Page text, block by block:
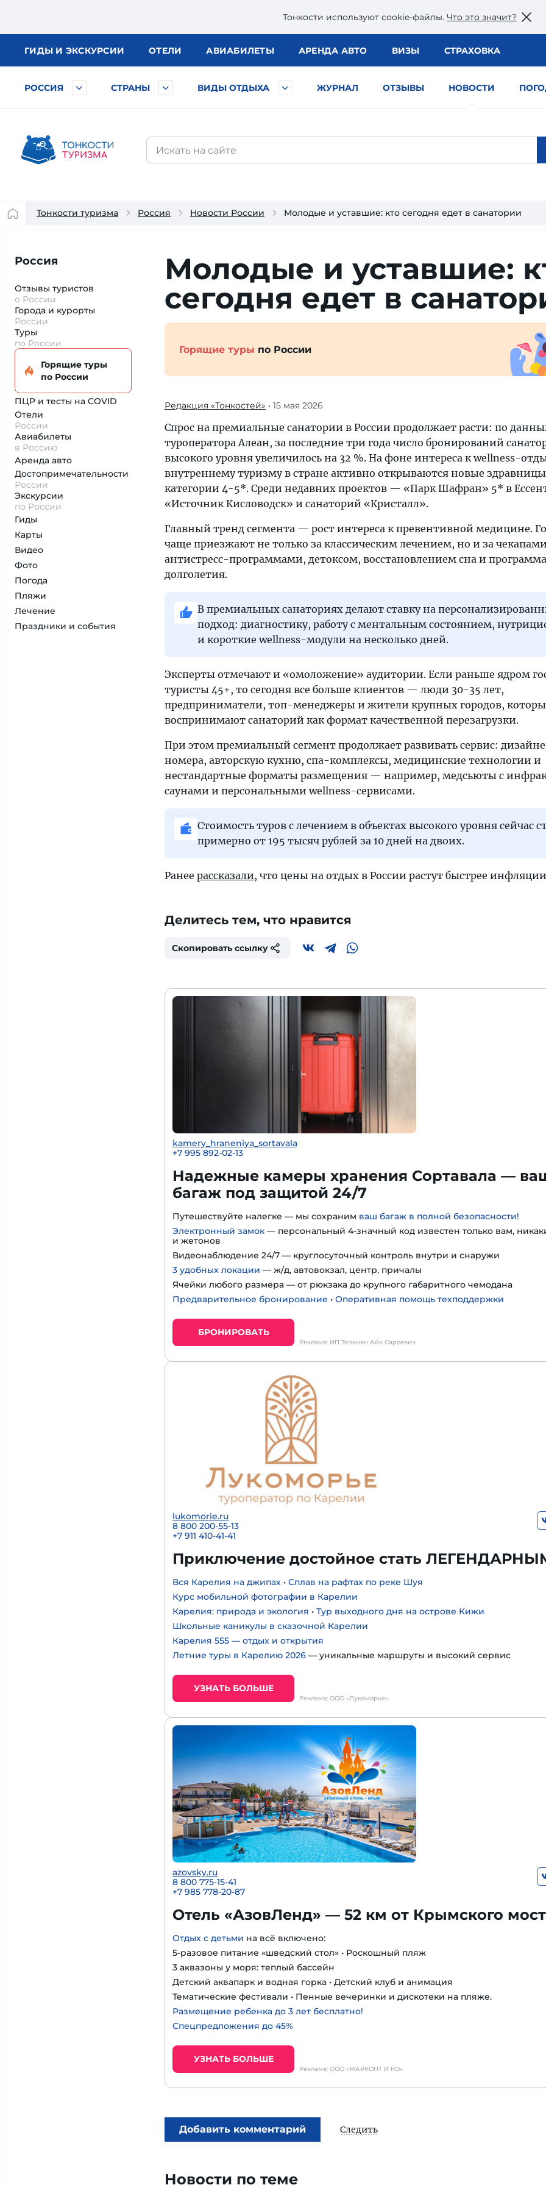
Тонкости используют сookie-файлы. Что это значит?
ГИДЫ И ЭКСКУРСИИ ОТЕЛИ АВИАБИЛЕТЫ АРЕНДА АВТО ВИЗЫ СТРАХОВКА
РОССИЯ СТРАНЫ ВИДЫ ОТДЫХА ЖУРНАЛ ОТЗЫВЫ НОВОСТИ
Тонкости туризма Россия Новости России Молодые и уставшие: кто сегодня едет в санатории
Россия
Отзывы туристов
о России
Города и курорты
России
Туры
по России
Горящие туры
по России
ПЦР и тесты на COVID
Отели
России
Авиабилеты
в Россию
Аренда авто
Достопримеча­тельности
России
Экскурсии
по России
Гиды
Карты
Видео
Фото
Погода
Пляжи
Лечение
Праздники и события
Молодые и уставшие:
сегодня едет в
Горящие туры по России
Редакция «Тонкостей» • 15 мая 2026
Спрос на премиальные санатории в России продолжает расти: по
туроператора Алеан, за последние три года число бронирований
высокого уровня увеличилось на 32 %. На фоне интереса к wellness-
внутреннему туризму в стране активно открываются новые здравницы
категории 4-5*. Среди недавних проектов — «Парк Шафран» 5* в
«Источник Кисловодск» и санаторий «Кристалл».
Главный тренд сегмента — рост интереса к превентивной медицине.
чаще приезжают не только за классическим лечением, но и за
антистресс-программами, детоксом, восстановлением сна и
долголетия.
В премиальных санаториях делают ставку на
подход: диагностику, работу с ментальным состоянием,
и короткие wellness-модули на несколько дней.
Эксперты отмечают и «омоложение» аудитории. Если раньше ядром
туристы 45+, то сегодня все больше клиентов — люди 30-35 лет,
предприниматели, топ-менеджеры и жители крупных городов,
воспринимают санаторий как формат качественной перезагрузки.
При этом премиальный сегмент продолжает развивать сервис:
номера, авторскую кухню, спа-комплексы, медицинские технологии и
нестандартные форматы размещения — например, медсьюты с
саунами и персональными wellness-сервисами.
Стоимость туров с лечением в объектах высокого уровня сейчас
примерно от 195 тысяч рублей за 10 дней на двоих.
Ранее рассказали, что цены на отдых в России растут быстрее
Делитесь тем, что нравится
Скопировать ссылку
kamery_hraneniya_sortavala
+7 995 892-02-13
Надежные камеры хранения Сортавала —
багаж под защитой 24/7
Путешествуйте налегке — мы сохраним ваш багаж в полной безопасности!
Электронный замок — персональный 4-значный код известен только вам,
и жетонов
Видеонаблюдение 24/7 — круглосуточный контроль внутри и снаружи
3 удобных локации — ж/д, автовокзал, центр, причалы
Ячейки любого размера — от рюкзака до крупного габаритного чемодана
Предварительное бронирование • Оперативная помощь техподдержки
БРОНИРОВАТЬ
Реклама: ИП Тепанян Айк Сароевич
lukomorie.ru
8 800 200-55-13
+7 911 410-41-41
Приключение достойное стать
Вся Карелия на джипах • Сплав на рафтах по реке Шуя
Курс мобильной фотографии в Карелии
Карелия: природа и экология • Тур выходного дня на острове Кижи
Школьные каникулы в сказочной Карелии
Карелия 555 — отдых и открытия
Летние туры в Карелию 2026 — уникальные маршруты и высокий сервис
УЗНАТЬ БОЛЬШЕ
Реклама: ООО «Лукоморье»
azovsky.ru
8 800 775-15-41
+7 985 778-20-87
Отель «АзовЛенд» — 52 км от Крымского
Отдых с детьми на всё включено:
5-разовое питание «шведский стол» • Роскошный пляж
3 аквазоны у моря: теплый бассейн
Детский аквапарк и водная горка • Детский клуб и анимация
Тематические фестивали • Пенные вечеринки и дискотеки на пляже.
Размещение ребенка до 3 лет бесплатно!
Спецпредложения до 45%
УЗНАТЬ БОЛЬШЕ
Реклама: ООО «МАРКОНТ И КО»
Добавить комментарий Следить
Новости по теме